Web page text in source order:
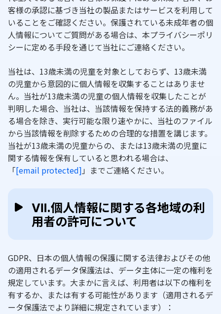
客様の承認に基づき当社の製品またはサービスを利用して
いることをご確認ください。保護されている未成年者の個
人情報についてご質問がある場合は、本プライバシーポリ
シーに定める手段を通じて当社にご連絡ください。
当社は、13歳未満の児童を対象としておらず、13歳未満
の児童から意図的に個人情報を収集することはありませ
ん。当社が13歳未満の児童の個人情報を収集したことが
判明した場合、当社は、当該情報を保持する法的義務があ
る場合を除き、実行可能な限り速やかに、当社のファイル
から当該情報を削除するための合理的な措置を講じます。
当社が13歳未満の児童からの、または13歳未満の児童に
関する情報を保有していると思われる場合は、
「[email protected] 」までご連絡ください。
Ⅶ.個人情報に関する各地域の利
用者の許可について
GDPR、日本の個人情報の保護に関する法律およびその他
の適用されるデータ保護法は、データ主体に一定の権利を
規定しています。大まかに言えば、利用者は以下の権利を
有するか、または有する可能性があります（適用されるデ
ータ保護法でより詳細に規定されています）：